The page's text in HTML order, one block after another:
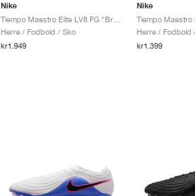
Nike
Tiempo Maestro Elite LV8 FG "Breakout Pack"
Herre / Fodbold / Sko
kr1.949
Nike
Herre / Fodbold
kr1.399